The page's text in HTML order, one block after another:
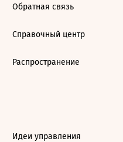
Обратная связь
Справочный центр
Распространение
Идеи управления